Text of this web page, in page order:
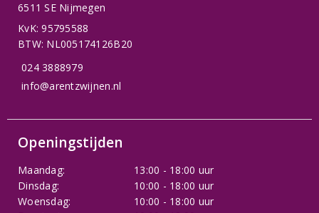
6511 SE Nijmegen
KvK: 95795588
BTW: NL005174126B20
024 3888979
info@arentzwijnen.nl
Openingstijden
Maandag:
13:00 - 18:00 uur
Dinsdag:
10:00 - 18:00 uur
Woensdag:
10:00 - 18:00 uur